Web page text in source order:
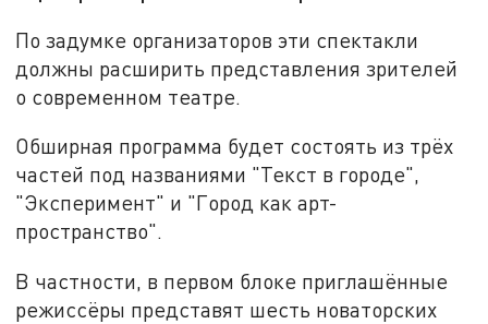
По задумке организаторов эти спектакли
должны расширить представления зрителей
о современном театре.
Обширная программа будет состоять из трёх
частей под названиями "Текст в городе",
"Эксперимент" и "Город как арт-
пространство".
В частности, в первом блоке приглашённые
режиссёры представят шесть новаторских